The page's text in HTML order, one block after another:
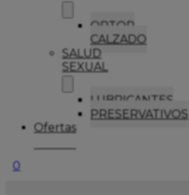
ORTOP
CALZADO
SALUD
SEXUAL
LUBRICANTES
PRESERVATIVOS
Ofertas
0